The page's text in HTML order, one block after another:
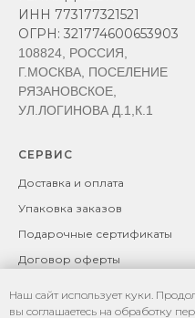
Наш сайт использует куки.
вы соглашаетесь на обработку
ИНН 773177321521
ОГРН: 321774600653903
108824, РОССИЯ,
Г.МОСКВА, ПОСЕЛЕНИЕ
РЯЗАНОВСКОЕ,
УЛ.ЛОГИНОВА Д.1,К.1
СЕРВИС
Доставка и оплата
Упаковка заказов
Подарочные сертификаты
Договор оферты
Рекомендации по уходу за